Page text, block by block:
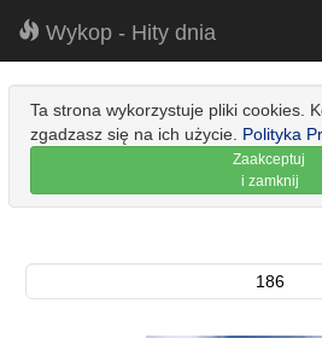
Wykop - Hity dnia
Ta strona wykorzystuje pliki cookies.
zgadzasz się na ich użycie. Polityka
Zaakceptuj
i zamknij
186